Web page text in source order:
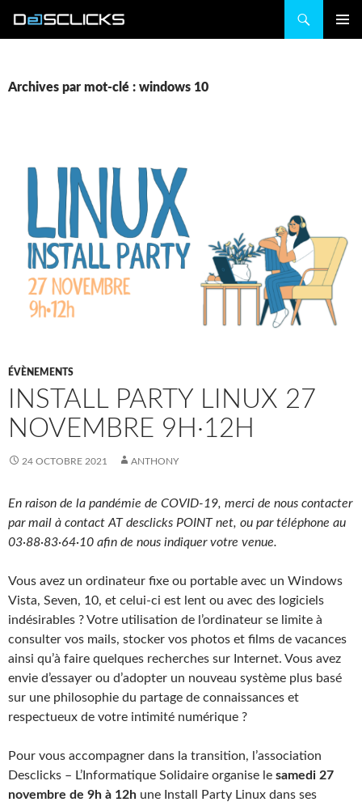
Archives par mot-clé : windows 10
ÉVÈNEMENTS
INSTALL PARTY LINUX 27
NOVEMBRE 9H·12H
24 OCTOBRE 2021 ANTHONY
En raison de la pandémie de COVID-19, merci de nous contacter
par mail à contact AT desclicks POINT net, ou par téléphone au
03·88·83·64·10 afin de nous indiquer votre venue.
Vous avez un ordinateur fixe ou portable avec un Windows
Vista, Seven, 10, et celui-ci est lent ou avec des logiciels
indésirables ? Votre utilisation de l’ordinateur se limite à
consulter vos mails, stocker vos photos et films de vacances
ainsi qu’à faire quelques recherches sur Internet. Vous avez
envie d’essayer ou d’adopter un nouveau système plus basé
sur une philosophie du partage de connaissances et
respectueux de votre intimité numérique ?
Pour vous accompagner dans la transition, l’association
Desclicks – L’Informatique Solidaire organise le samedi 27
novembre de 9h à 12h une Install Party Linux dans ses